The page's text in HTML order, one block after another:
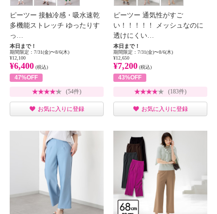
ピーツー 接触冷感・吸水速乾
多機能ストレッチ ゆったりす
っ…
本日まで！
期間限定：7/31(金)〜8/6(木)
¥12,100
¥6,400 (税込)
47%OFF
(54件)
お気に入りに登録
ピーツー 通気性がすご
い！！！！！ メッシュなのに
透けにくい…
本日まで！
期間限定：7/31(金)〜8/6(木)
¥12,650
¥7,200 (税込)
43%OFF
(183件)
お気に入りに登録